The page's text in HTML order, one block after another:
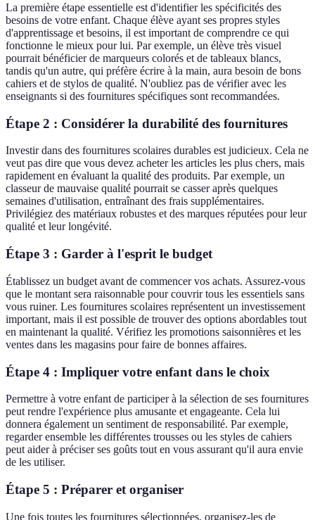
La première étape essentielle est d'identifier les spécificités des
besoins de votre enfant. Chaque élève ayant ses propres styles
d'apprentissage et besoins, il est important de comprendre ce qui
fonctionne le mieux pour lui. Par exemple, un élève très visuel
pourrait bénéficier de marqueurs colorés et de tableaux blancs,
tandis qu'un autre, qui préfère écrire à la main, aura besoin de bons
cahiers et de stylos de qualité. N'oubliez pas de vérifier avec les
enseignants si des fournitures spécifiques sont recommandées.
Étape 2 : Considérer la durabilité des fournitures
Investir dans des fournitures scolaires durables est judicieux. Cela ne
veut pas dire que vous devez acheter les articles les plus chers, mais
rapidement en évaluant la qualité des produits. Par exemple, un
classeur de mauvaise qualité pourrait se casser après quelques
semaines d'utilisation, entraînant des frais supplémentaires.
Privilégiez des matériaux robustes et des marques réputées pour leur
qualité et leur longévité.
Étape 3 : Garder à l'esprit le budget
Établissez un budget avant de commencer vos achats. Assurez-vous
que le montant sera raisonnable pour couvrir tous les essentiels sans
vous ruiner. Les fournitures scolaires représentent un investissement
important, mais il est possible de trouver des options abordables tout
en maintenant la qualité. Vérifiez les promotions saisonnières et les
ventes dans les magasins pour faire de bonnes affaires.
Étape 4 : Impliquer votre enfant dans le choix
Permettre à votre enfant de participer à la sélection de ses fournitures
peut rendre l'expérience plus amusante et engageante. Cela lui
donnera également un sentiment de responsabilité. Par exemple,
regarder ensemble les différentes trousses ou les styles de cahiers
peut aider à préciser ses goûts tout en vous assurant qu'il aura envie
de les utiliser.
Étape 5 : Préparer et organiser
Une fois toutes les fournitures sélectionnées, organisez-les de